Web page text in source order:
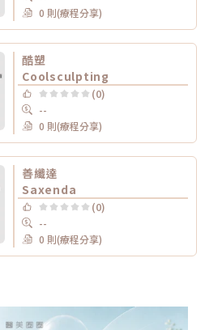
0 則(療程分享)
酷塑
Coolsculpting
(0)
--
0 則(療程分享)
善纖達
Saxenda
(0)
--
0 則(療程分享)